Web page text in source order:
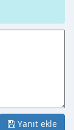
Yanıt ekle